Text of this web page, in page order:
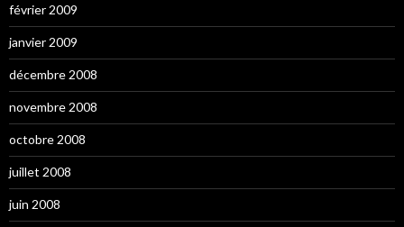
février 2009
janvier 2009
décembre 2008
novembre 2008
octobre 2008
juillet 2008
juin 2008